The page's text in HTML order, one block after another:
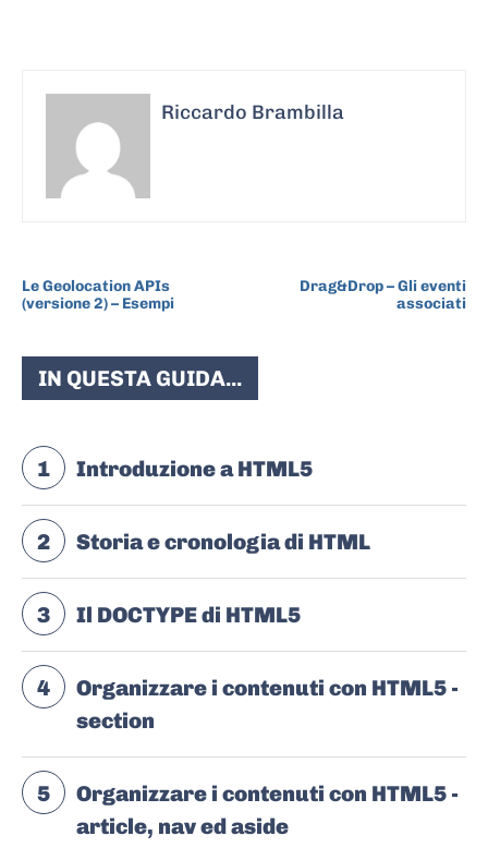
Riccardo Brambilla
Le Geolocation APIs
(versione 2) – Esempi
Drag&Drop – Gli eventi
associati
IN QUESTA GUIDA...
1 Introduzione a HTML5
2 Storia e cronologia di HTML
3 Il DOCTYPE di HTML5
4
Organizzare i contenuti con HTML5 -
section
5
Organizzare i contenuti con HTML5 -
article, nav ed aside